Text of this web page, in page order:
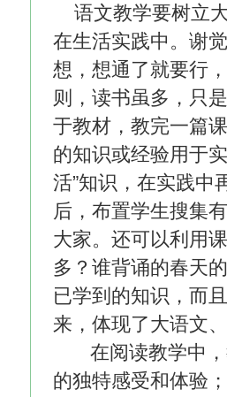
语文教学要树立
在生活实践中。谢
想，想通了就要行
则，读书虽多，只
于教材，教完一篇
的知识或经验用于
活”知识，在实践中
后，布置学生搜集
大家。还可以利用
多？谁背诵的春天
已学到的知识，而
来，体现了大语文
在阅读教学中，
的独特感受和体验